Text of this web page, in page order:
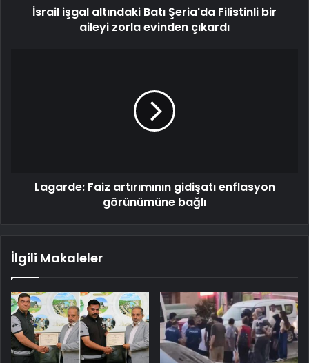
İsrail işgal altındaki Batı Şeria'da Filistinli bir
aileyi zorla evinden çıkardı
Lagarde: Faiz artırımının gidişatı enflasyon
görünümüne bağlı
İlgili Makaleler